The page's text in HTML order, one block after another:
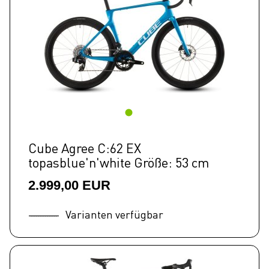
Cube Agree C:62 EX
topasblue'n'white Größe: 53 cm
2.999,00 EUR
Varianten verfügbar